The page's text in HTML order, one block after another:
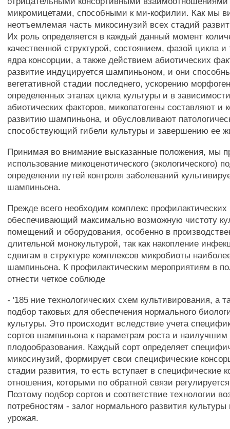
микромицетами, способными к ми-кофилии. Как мы
неотъемлемая часть микосинузий всех стадий
Их роль определяется в каждый данный момент
качественной структурой, состоянием, фазой цикла
ядра консорции, а также действием абиотических
развитие индуцируется шампиньоном, и они
вегетативной стадии последнего, ускорению
определенных этапах цикла культуры и в
абиотических факторов, микопатогены составляют и
развитию шампиньона, и обусловливают
способствующий гибели культуры и завершению ее
Принимая во внимание высказанные положения, мы
использование микоценотического (экологического)
определении путей контроля заболеваний
шампиньона.
Прежде всего необходим комплекс
обеспечивающий максимально возможную чистоту
помещений и оборудования, особенно в
длительной монокультурой, так как накопление
сдвигам в структуре комплексов микробиоты
шампиньона. К профилактическим мероприятиям в
отнести четкое соблюде
- '185 ние технологических схем культивирования, а
подбор таковых для обеспечения нормального
культуры. Это происходит вследствие учета
сортов шампиньона к параметрам роста и
плодообразования. Каждый сорт определяет
микосинузий, формирует свои специфические
стадии развития, то есть вступает в специфические
отношения, которыми по обратной связи
Поэтому подбор сортов и соответствие технологии
потребностям - залог нормального развития
урожая.